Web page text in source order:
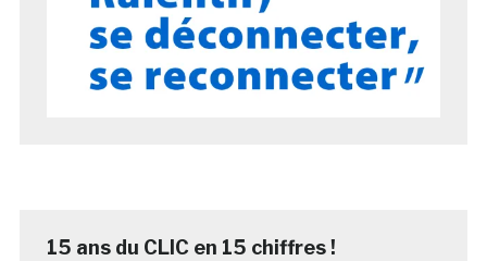
15 ans du CLIC en 15 chiffres !